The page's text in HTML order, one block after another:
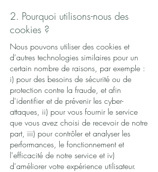
2. Pourquoi utilisons-nous des
cookies ?
Nous pouvons utiliser des cookies et
d'autres technologies similaires pour un
certain nombre de raisons, par exemple :
i) pour des besoins de sécurité ou de
protection contre la fraude, et afin
d'identifier et de prévenir les cyber-
attaques, ii) pour vous fournir le service
que vous avez choisi de recevoir de notre
part, iii) pour contrôler et analyser les
performances, le fonctionnement et
l'efficacité de notre service et iv)
d'améliorer votre expérience utilisateur.